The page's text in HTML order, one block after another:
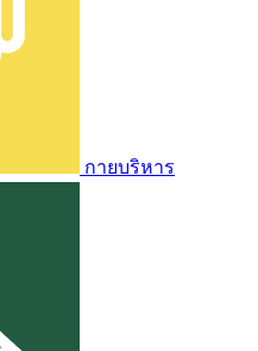
กายบริหาร